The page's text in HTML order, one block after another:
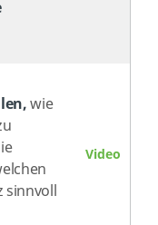
wie
sinnvoll
Video